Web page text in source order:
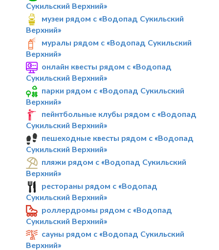
Сукильский Верхний»
музеи рядом с «Водопад Сукильский
Верхний»
муралы рядом с «Водопад Сукильский
Верхний»
онлайн квесты рядом с «Водопад
Сукильский Верхний»
парки рядом с «Водопад Сукильский
Верхний»
пейнтбольные клубы рядом с «Водопад
Сукильский Верхний»
пешеходные квесты рядом с «Водопад
Сукильский Верхний»
пляжи рядом с «Водопад Сукильский
Верхний»
рестораны рядом с «Водопад
Сукильский Верхний»
роллердромы рядом с «Водопад
Сукильский Верхний»
сауны рядом с «Водопад Сукильский
Верхний»